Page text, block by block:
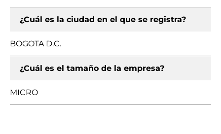
¿Cuál es la ciudad en el que se registra?
BOGOTA D.C.
¿Cuál es el tamaño de la empresa?
MICRO